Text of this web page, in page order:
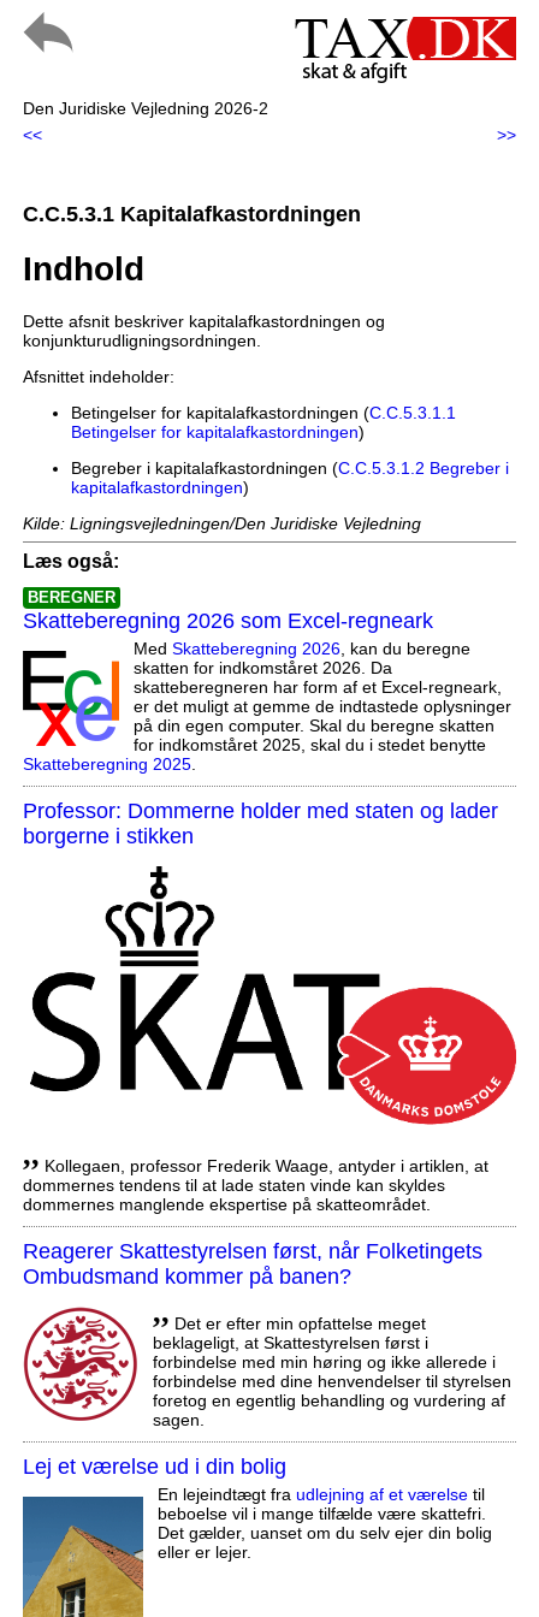
Den Juridiske Vejledning 2026-2
<<
>>
C.C.5.3.1 Kapitalafkastordningen
Indhold
Dette afsnit beskriver kapitalafkastordningen og
konjunkturudligningsordningen.
Afsnittet indeholder:
Betingelser for kapitalafkastordningen (C.C.5.3.1.1
Betingelser for kapitalafkastordningen)
Begreber i kapitalafkastordningen (C.C.5.3.1.2 Begreber i
kapitalafkastordningen)
Kilde: Ligningsvejledningen/Den Juridiske Vejledning
Læs også:
BEREGNER
Skatteberegning 2026 som Excel-regneark
Med Skatteberegning 2026, kan du beregne
skatten for indkomståret 2026. Da
skatteberegneren har form af et Excel-regneark,
er det muligt at gemme de indtastede oplysninger
på din egen computer. Skal du beregne skatten
for indkomståret 2025, skal du i stedet benytte
Skatteberegning 2025.
Professor: Dommerne holder med staten og lader
borgerne i stikken
,, Kollegaen, professor Frederik Waage, antyder i artiklen, at
dommernes tendens til at lade staten vinde kan skyldes
dommernes manglende ekspertise på skatteområdet.
Reagerer Skattestyrelsen først, når Folketingets
Ombudsmand kommer på banen?
,, Det er efter min opfattelse meget
beklageligt, at Skattestyrelsen først i
forbindelse med min høring og ikke allerede i
forbindelse med dine henvendelser til styrelsen
foretog en egentlig behandling og vurdering af
sagen.
Lej et værelse ud i din bolig
En lejeindtægt fra udlejning af et værelsetil
beboelse vil i mange tilfælde være skattefri.
Det gælder, uanset om du selv ejer din bolig
eller er lejer.